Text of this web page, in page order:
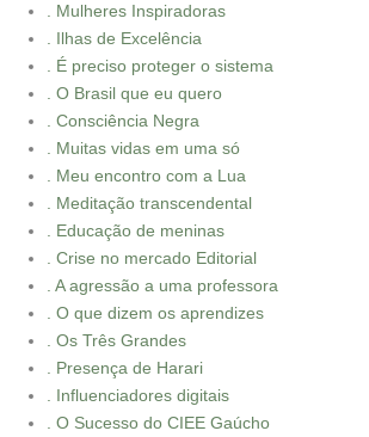
. Mulheres Inspiradoras
. Ilhas de Excelência
. É preciso proteger o sistema
. O Brasil que eu quero
. Consciência Negra
. Muitas vidas em uma só
. Meu encontro com a Lua
. Meditação transcendental
. Educação de meninas
. Crise no mercado Editorial
. A agressão a uma professora
. O que dizem os aprendizes
. Os Três Grandes
. Presença de Harari
. Influenciadores digitais
. O Sucesso do CIEE Gaúcho